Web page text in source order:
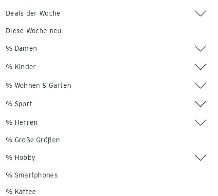
Deals der Woche
Diese Woche neu
% Damen
% Kinder
% Wohnen & Garten
% Sport
% Herren
% Große Größen
% Hobby
% Smartphones
% Kaffee